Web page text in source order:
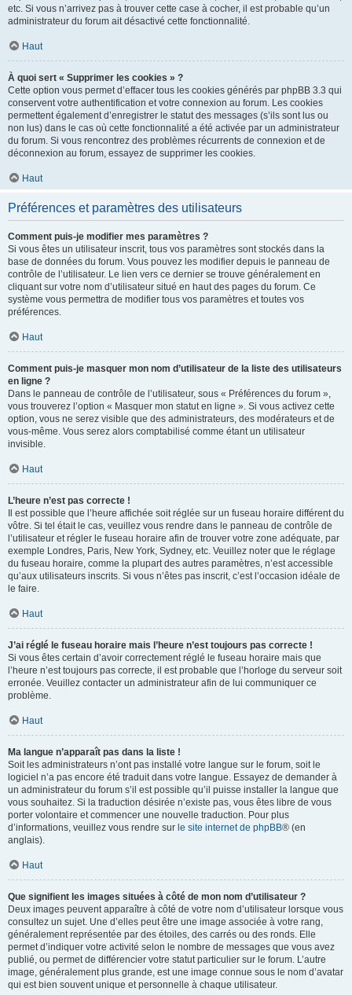
etc. Si vous n’arrivez pas à trouver cette case à cocher, il est probable qu’un
administrateur du forum ait désactivé cette fonctionnalité.
Haut
À quoi sert « Supprimer les cookies » ?
Cette option vous permet d’effacer tous les cookies générés par phpBB 3.3 qui
conservent votre authentification et votre connexion au forum. Les cookies
permettent également d’enregistrer le statut des messages (s’ils sont lus ou
non lus) dans le cas où cette fonctionnalité a été activée par un administrateur
du forum. Si vous rencontrez des problèmes récurrents de connexion et de
déconnexion au forum, essayez de supprimer les cookies.
Haut
Préférences et paramètres des utilisateurs
Comment puis-je modifier mes paramètres ?
Si vous êtes un utilisateur inscrit, tous vos paramètres sont stockés dans la
base de données du forum. Vous pouvez les modifier depuis le panneau de
contrôle de l’utilisateur. Le lien vers ce dernier se trouve généralement en
cliquant sur votre nom d’utilisateur situé en haut des pages du forum. Ce
système vous permettra de modifier tous vos paramètres et toutes vos
préférences.
Haut
Comment puis-je masquer mon nom d’utilisateur de la liste des utilisateurs
en ligne ?
Dans le panneau de contrôle de l’utilisateur, sous « Préférences du forum »,
vous trouverez l’option « Masquer mon statut en ligne ». Si vous activez cette
option, vous ne serez visible que des administrateurs, des modérateurs et de
vous-même. Vous serez alors comptabilisé comme étant un utilisateur
invisible.
Haut
L’heure n’est pas correcte !
Il est possible que l’heure affichée soit réglée sur un fuseau horaire différent du
vôtre. Si tel était le cas, veuillez vous rendre dans le panneau de contrôle de
l’utilisateur et régler le fuseau horaire afin de trouver votre zone adéquate, par
exemple Londres, Paris, New York, Sydney, etc. Veuillez noter que le réglage
du fuseau horaire, comme la plupart des autres paramètres, n’est accessible
qu’aux utilisateurs inscrits. Si vous n’êtes pas inscrit, c’est l’occasion idéale de
le faire.
Haut
J’ai réglé le fuseau horaire mais l’heure n’est toujours pas correcte !
Si vous êtes certain d’avoir correctement réglé le fuseau horaire mais que
l’heure n’est toujours pas correcte, il est probable que l’horloge du serveur soit
erronée. Veuillez contacter un administrateur afin de lui communiquer ce
problème.
Haut
Ma langue n’apparaît pas dans la liste !
Soit les administrateurs n’ont pas installé votre langue sur le forum, soit le
logiciel n’a pas encore été traduit dans votre langue. Essayez de demander à
un administrateur du forum s’il est possible qu’il puisse installer la langue que
vous souhaitez. Si la traduction désirée n’existe pas, vous êtes libre de vous
porter volontaire et commencer une nouvelle traduction. Pour plus
d’informations, veuillez vous rendre sur le site internet de phpBB® (en
anglais).
Haut
Que signifient les images situées à côté de mon nom d’utilisateur ?
Deux images peuvent apparaître à côté de votre nom d’utilisateur lorsque vous
consultez un sujet. Une d’elles peut être une image associée à votre rang,
généralement représentée par des étoiles, des carrés ou des ronds. Elle
permet d’indiquer votre activité selon le nombre de messages que vous avez
publié, ou permet de différencier votre statut particulier sur le forum. L’autre
image, généralement plus grande, est une image connue sous le nom d’avatar
qui est bien souvent unique et personnelle à chaque utilisateur.